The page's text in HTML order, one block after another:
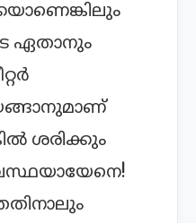
ഏതാനും
ശരിക്കും